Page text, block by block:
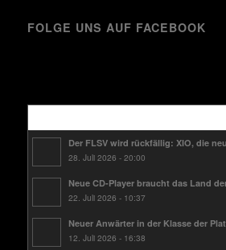
FOLGE UNS AUF FACEBOOK
Der FLSV wird rückfällig: XIO, die
28. Juli 2026 - 20:00
Neue CD-Player braucht das Land
22. Juli 2026 - 10:37
Neuer Anwärter in der Klasse der
12. Juli 2026 - 16:38